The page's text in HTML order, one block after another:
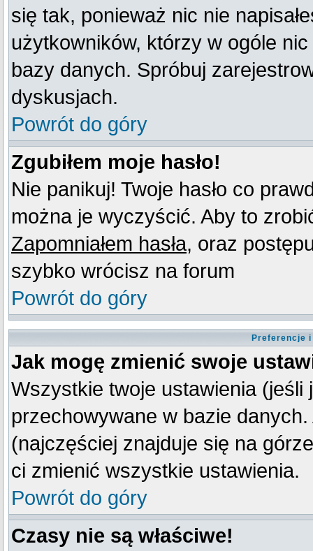
się tak, ponieważ nic nie
użytkowników, którzy w ogóle
bazy danych. Spróbuj
dyskusjach.
Powrót do góry
Zgubiłem moje hasło!
Nie panikuj! Twoje hasło co
można je wyczyścić. Aby to
Zapomniałem hasła, oraz
szybko wrócisz na forum
Powrót do góry
Preferencje
Jak mogę zmienić swoje
Wszystkie twoje ustawienia
przechowywane w bazie
(najczęściej znajduje się na
ci zmienić wszystkie ustawienia.
Powrót do góry
Czasy nie są właściwe!